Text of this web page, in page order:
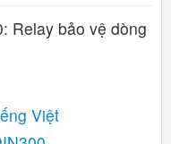
Relay bảo vệ dòng
Việt